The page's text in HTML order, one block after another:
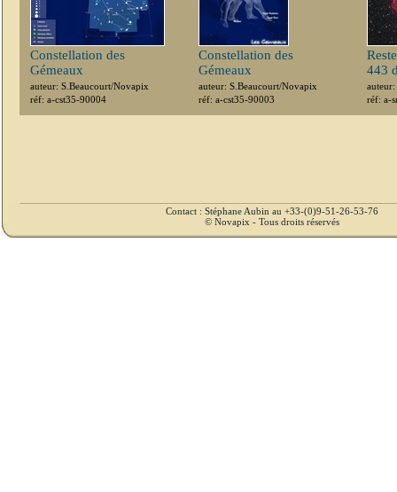
Constellation des
Gémeaux
auteur: S.Beaucourt/Novapix
réf: a-cst35-90004
Constellation des
Gémeaux
auteur: S.Beaucourt/Novapix
réf: a-cst35-90003
443
réf: a-
Contact : Stéphane Aubin au +33-(0)9-51-26-53-76
© Novapix - Tous droits réservés